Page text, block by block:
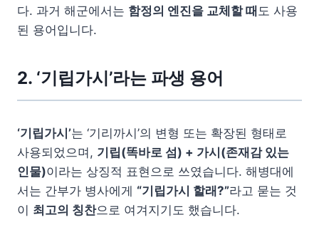
다. 과거 해군에서는 함정의 엔진을 교체할 때 도 사용
된 용어입니다.
2. ‘기립가시’라는 파생 용어
‘기립가시’는 ‘기리까시’의 변형 또는 확장된 형태로
사용되었으며, 기립(똑바로 섬) + 가시(존재감 있는
인물)이라는 상징적 표현으로 쓰였습니다. 해병대에
서는 간부가 병사에게 “기립가시 할래?”라고 묻는 것
이 최고의 칭찬으로 여겨지기도 했습니다.